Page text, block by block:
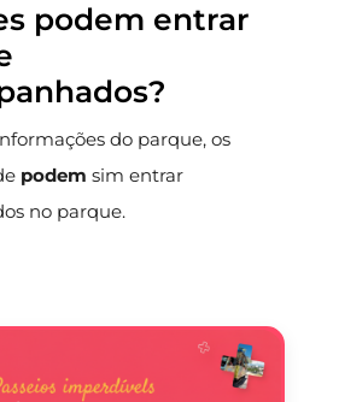
podem entrar
do parque, os
podem sim entrar
no parque.